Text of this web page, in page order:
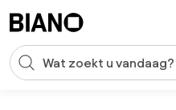
Zoekopdracht invoeren